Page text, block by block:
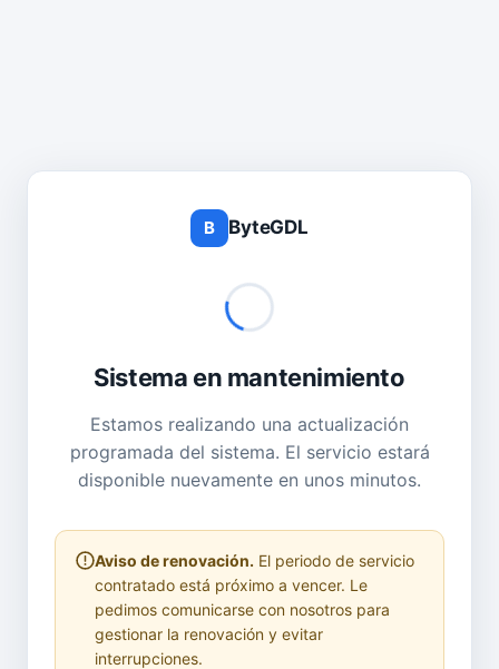
B ByteGDL
Sistema en mantenimiento
Estamos realizando una actualización
programada del sistema. El servicio estará
disponible nuevamente en unos minutos.
Aviso de renovación. El periodo de servicio
contratado está próximo a vencer. Le
pedimos comunicarse con nosotros para
gestionar la renovación y evitar
interrupciones.